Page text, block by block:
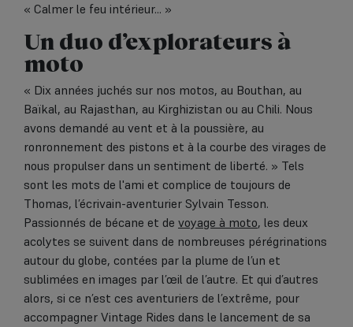
« Calmer le feu intérieur... »
Un duo d’explorateurs à
moto
« Dix années juchés sur nos motos, au Bouthan, au
Baïkal, au Rajasthan, au Kirghizistan ou au Chili. Nous
avons demandé au vent et à la poussière, au
ronronnement des pistons et à la courbe des virages de
nous propulser dans un sentiment de liberté. » Tels
sont les mots de l'ami et complice de toujours de
Thomas, l’écrivain-aventurier Sylvain Tesson.
Passionnés de bécane et de voyage à moto, les deux
acolytes se suivent dans de nombreuses pérégrinations
autour du globe, contées par la plume de l’un et
sublimées en images par l’œil de l’autre. Et qui d’autres
alors, si ce n’est ces aventuriers de l’extrême, pour
accompagner Vintage Rides dans le lancement de sa